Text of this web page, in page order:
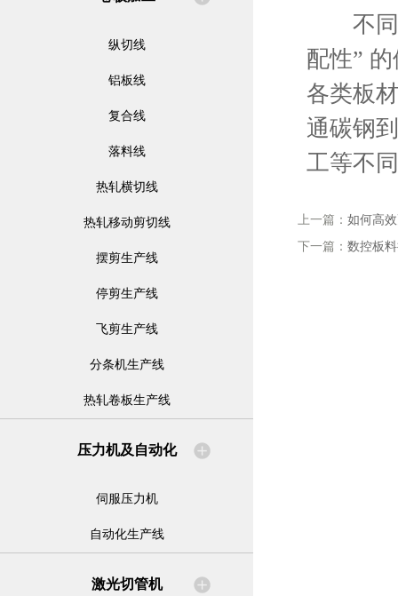
纵切线
铝板线
复合线
落料线
热轧横切线
热轧移动剪切线
摆剪生产线
停剪生产线
飞剪生产线
分条机生产线
热轧卷板生产线
压力机及自动化
伺服压力机
自动化生产线
激光切管机
不同
配性”
各类板
通碳钢
工等不
上一篇： 如何高
下一篇： 数控板